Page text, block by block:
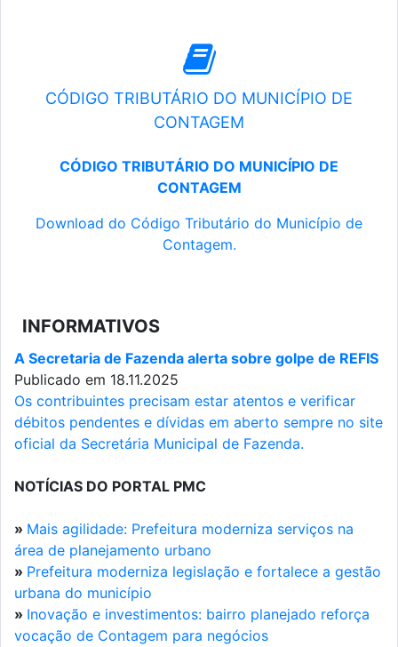
CÓDIGO TRIBUTÁRIO DO MUNICÍPIO DE
CONTAGEM
CÓDIGO TRIBUTÁRIO DO MUNICÍPIO DE
CONTAGEM
Download do Código Tributário do Município de
Contagem.
INFORMATIVOS
A Secretaria de Fazenda alerta sobre golpe de REFIS
Publicado em 18.11.2025
Os contribuintes precisam estar atentos e verificar
débitos pendentes e dívidas em aberto sempre no site
oficial da Secretária Municipal de Fazenda.
NOTÍCIAS DO PORTAL PMC
» Mais agilidade: Prefeitura moderniza serviços na
área de planejamento urbano
» Prefeitura moderniza legislação e fortalece a gestão
urbana do município
» Inovação e investimentos: bairro planejado reforça
vocação de Contagem para negócios